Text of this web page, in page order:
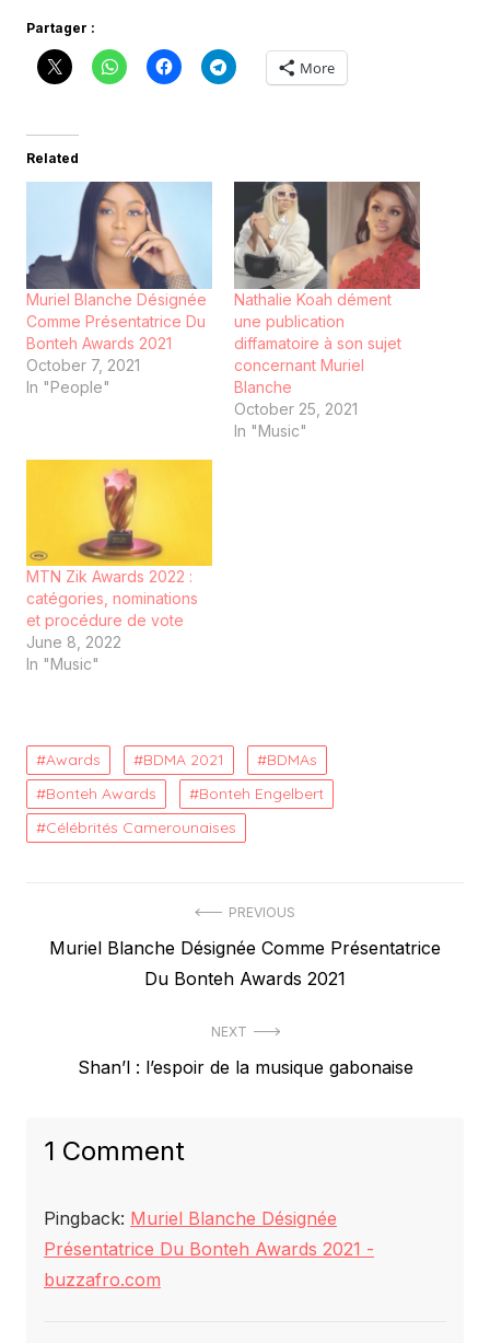
Partager :
More
Related
Muriel Blanche Désignée
Comme Présentatrice Du
Bonteh Awards 2021
October 7, 2021
In "People"
Nathalie Koah dément
une publication
diffamatoire à son sujet
concernant Muriel
Blanche
October 25, 2021
In "Music"
MTN Zik Awards 2022 :
catégories, nominations
et procédure de vote
June 8, 2022
In "Music"
Awards BDMA 2021
BDMAs
Bonteh Awards
Bonteh Engelbert
Célébrités Camerounaises
navigation
PREVIOUS
Previous
Muriel Blanche Désignée Comme Présentatrice
Du Bonteh Awards 2021
NEXT
Next
Shan’l : l’espoir de la musique gabonaise
1 Comment
Pingback: Muriel Blanche Désignée
Présentatrice Du Bonteh Awards 2021 -
buzzafro.com